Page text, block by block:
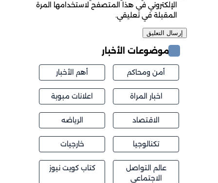
الإلكتروني في هذا المتصفح لاستخدامها المرة
المقبلة في تعليقي.
موضوعات الأخبار
أمن ومحاكم أهم الأخبار
اخبار المراة اعلانات مبوبة
الاقتصاد الرياضه
تكنالوجيا خارجيات
عالم التواصل
الاجتماعي
كتاب كويت نيوز